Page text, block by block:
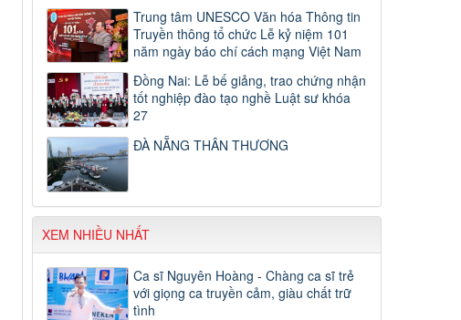
Trung tâm UNESCO Văn hóa Thông tin
Truyền thông tổ chức Lễ kỷ niệm 101
năm ngày báo chí cách mạng Việt Nam
Đồng Nai: Lễ bế giảng, trao chứng nhận
tốt nghiệp đào tạo nghề Luật sư khóa
27
ĐÀ NẴNG THÂN THƯƠNG
XEM NHIỀU NHẤT
Ca sĩ Nguyên Hoàng - Chàng ca sĩ trẻ
với giọng ca truyền cảm, giàu chất trữ
tình